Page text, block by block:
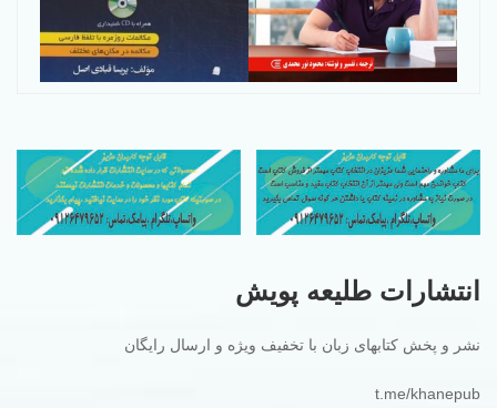
انتشارات طلیعه پویش
نشر و پخش کتابهای زبان با تخفیف ویژه و ارسال رایگان
t.me/khanepub